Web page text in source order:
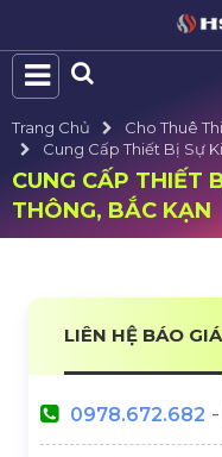
Trang Chủ
Cho Thuê
Cung Cấp Thiết Bị Sự
CUNG CẤP THIẾT
THÔNG, BẮC KẠN
LIÊN HỆ BÁO GIÁ
0978.672.682